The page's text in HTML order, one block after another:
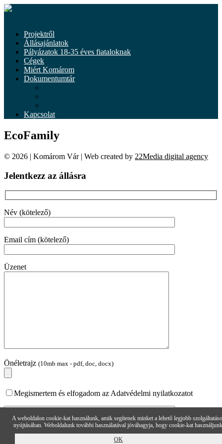
Tovább
Projektről
Állásajánlatok
Pályázatok 18-35 éves fiataloknak
Cégek
Miért Komárom
Dokumentumtár
Kapcsolat
EcoFamily
© 2026 | Komárom Vár | Web created by 22Media digital agency
Jelentkezz az állásra
Név (kötelező)
Email cím (kötelező)
Üzenet
Önéletrajz (10mb max - pdf, doc, docx)
Megismertem és elfogadom az Adatvédelmi nyilatkozatot
A weboldalon cookie-kat használunk, amik segítenek minket a lehető legjobb
nyújtásában. Weboldalunk további használatával jóváhagyja, hogy cookie-kat
OK